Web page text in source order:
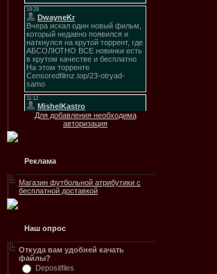
Для добавления необходима
авторизация
Реклама
Магазин футбольной атрибутики с
бесплатной доставкой
Наш опрос
Откуда вам удобней качать
файлы?
Depositfiles